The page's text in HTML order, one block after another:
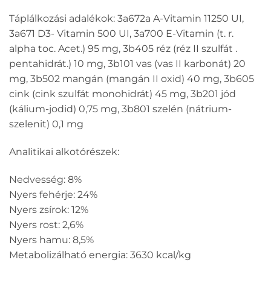
Táplálkozási adalékok: 3a672a A-Vitamin 11250 UI,
3a671 D3- Vitamin 500 UI, 3a700 E-Vitamin (t. r.
alpha toc. Acet.) 95 mg, 3b405 réz (réz II szulfát .
pentahidrát.) 10 mg, 3b101 vas (vas II karbonát) 20
mg, 3b502 mangán (mangán II oxid) 40 mg, 3b605
cink (cink szulfát monohidrát) 45 mg, 3b201 jód
(kálium-jodid) 0,75 mg, 3b801 szelén (nátrium-
szelenit) 0,1 mg
Analitikai alkotórészek:
Nedvesség: 8%
Nyers fehérje: 24%
Nyers zsírok: 12%
Nyers rost: 2,6%
Nyers hamu: 8,5%
Metabolizálható energia: 3630 kcal/kg